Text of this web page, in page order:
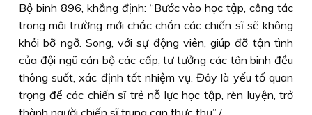
Bộ binh 896, khẳng định: “Bước vào học tập, công tác
trong môi trường mới chắc chắn các chiến sĩ sẽ không
khỏi bỡ ngỡ. Song, với sự động viên, giúp đỡ tận tình
của đội ngũ cán bộ các cấp, tư tưởng các tân binh đều
thông suốt, xác định tốt nhiệm vụ. Đây là yếu tố quan
trọng để các chiến sĩ trẻ nỗ lực học tập, rèn luyện, trở
thành người chiến sĩ trung can thực thụ”./.